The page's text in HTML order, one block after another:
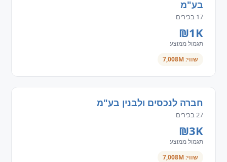
בע"מ
17 בכירים
₪1K
תגמול ממוצע
שווי: 7,008M
חברה לנכסים ולבנין בע"מ
27 בכירים
₪3K
תגמול ממוצע
שווי: 7,008M